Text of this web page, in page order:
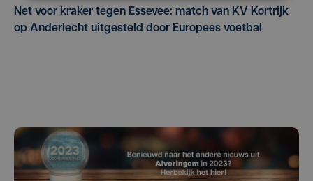
Net voor kraker tegen Essevee: match van KV Kortrijk
op Anderlecht uitgesteld door Europees voetbal